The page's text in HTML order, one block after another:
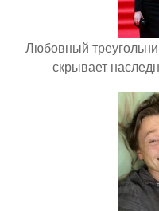
Любовный
скрывает